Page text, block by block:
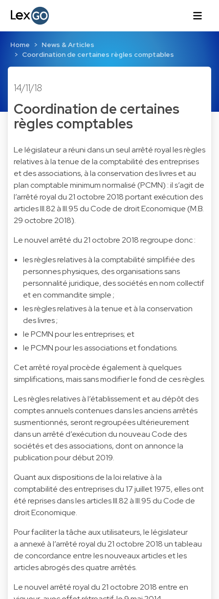
Home
News & Articles
Coordination de certaines règles comptables
14/11/18
Coordination de certaines
règles comptables
Le législateur a réuni dans un seul arrêté royal les règles
relatives à la tenue de la comptabilité des entreprises
et des associations, à la conservation des livres et au
plan comptable minimum normalisé (PCMN) : il s’agit de
l’arrêté royal du 21 octobre 2018 portant exécution des
articles III.82 à III.95 du Code de droit Economique (M.B.
29 octobre 2018).
Le nouvel arrêté du 21 octobre 2018 regroupe donc :
les règles relatives à la comptabilité simplifiée des
personnes physiques, des organisations sans
personnalité juridique, des sociétés en nom collectif
et en commandite simple ;
les règles relatives à la tenue et à la conservation
des livres ;
le PCMN pour les entreprises; et
le PCMN pour les associations et fondations.
Cet arrêté royal procède également à quelques
simplifications, mais sans modifier le fond de ces règles.
Les règles relatives à l’établissement et au dépôt des
comptes annuels contenues dans les anciens arrêtés
susmentionnés, seront regroupées ultérieurement
dans un arrêté d’exécution du nouveau Code des
sociétés et des associations, dont on annonce la
publication pour début 2019.
Quant aux dispositions de la loi relative à la
comptabilité des entreprises du 17 juillet 1975, elles ont
été reprises dans les articles III.82 à III.95 du Code de
droit Economique.
Pour faciliter la tâche aux utilisateurs, le législateur
a annexé à l’arrêté royal du 21 octobre 2018 un tableau
de concordance entre les nouveaux articles et les
articles abrogés des quatre arrêtés.
Le nouvel arrêté royal du 21 octobre 2018 entre en